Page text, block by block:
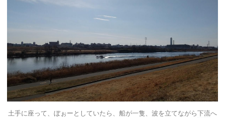
土手に座って、ぼぉーとしていたら、船が一隻、波を立てながら下流へ